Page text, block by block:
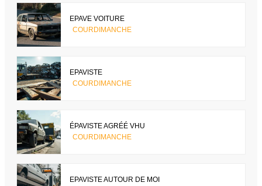
EPAVE VOITURE
COURDIMANCHE
EPAVISTE
COURDIMANCHE
ÉPAVISTE AGRÉÉ VHU
COURDIMANCHE
EPAVISTE AUTOUR DE MOI